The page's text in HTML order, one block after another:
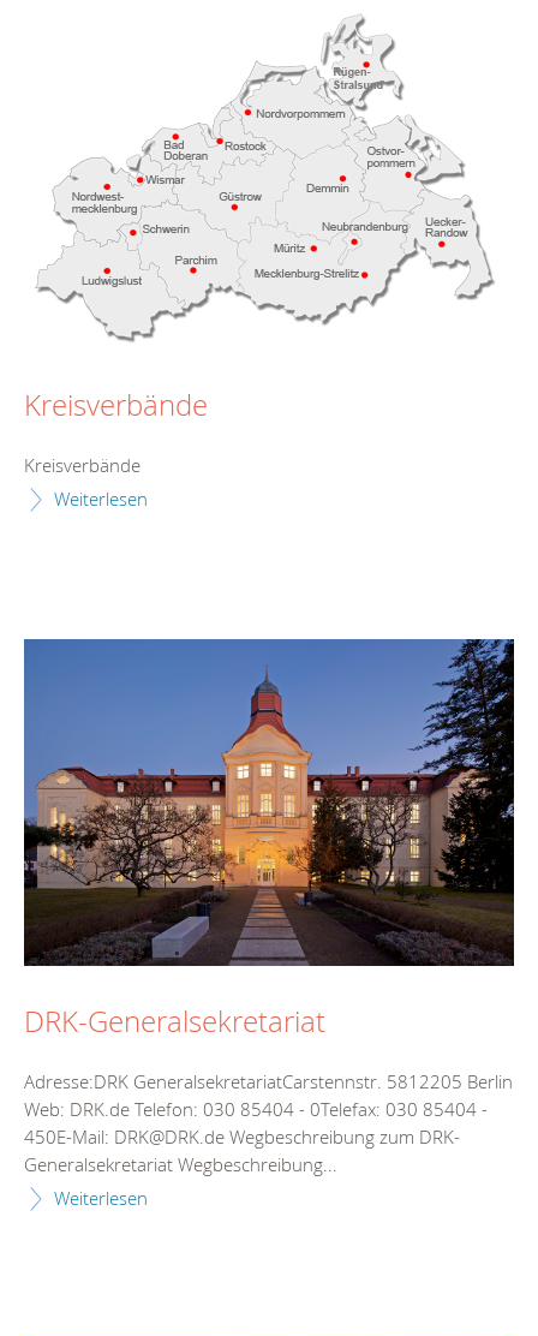
Kreisverbände
Kreisverbände
Weiterlesen
DRK-Generalsekretariat
Adresse:DRK GeneralsekretariatCarstennstr. 5812205 Berlin
Web: DRK.de Telefon: 030 85404 - 0Telefax: 030 85404 -
450E-Mail: DRK@DRK.de Wegbeschreibung zum DRK-
Generalsekretariat Wegbeschreibung...
Weiterlesen